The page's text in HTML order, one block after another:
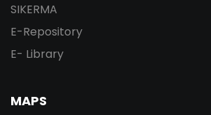
SIKERMA
E-Repository
E- Library
MAPS